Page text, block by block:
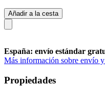
Añadir a la cesta
España: envío estándar
Más información sobre envío y
Propiedades